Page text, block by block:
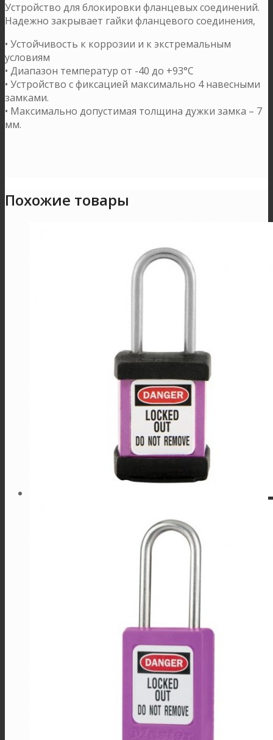
Устройство для блокировки фланцевых соединений.
Надежно закрывает гайки фланцевого соединения,
• Устойчивость к коррозии и к экстремальным
условиям
• Диапазон температур от -40 до +93°C
• Устройство с фиксацией максимально 4 на­вес­ными
замками.
• Максимально допустимая толщина дужки замка – 7
мм.
Похожие товары